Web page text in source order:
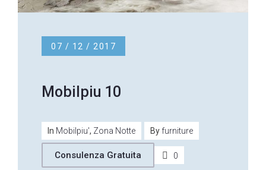
07 / 12 / 2017
Mobilpiu 10
In Mobilpiu', Zona Notte By furniture
Consulenza Gratuita 0